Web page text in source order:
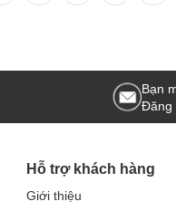
Bạn
Đăng
Hỗ trợ khách hàng
Giới thiệu